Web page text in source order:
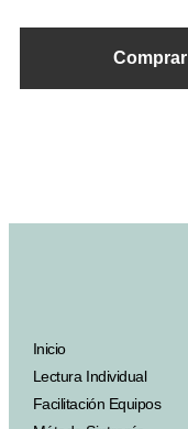
Comprar
Inicio
Lectura Individual
Facilitación Equipos